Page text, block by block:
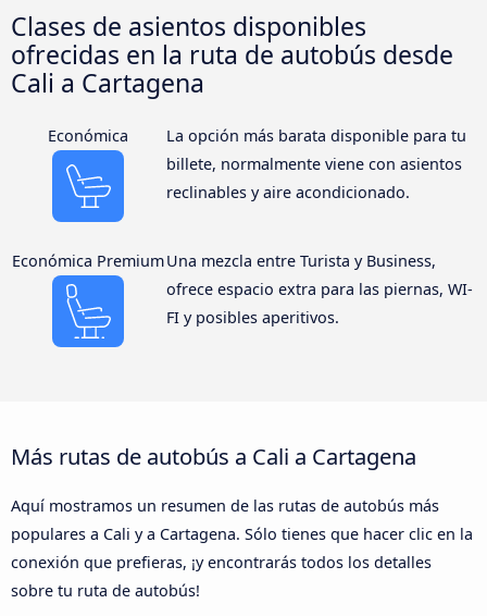
Clases de asientos disponibles
ofrecidas en la ruta de autobús desde
Cali a Cartagena
Económica
La opción más barata disponible para tu
billete, normalmente viene con asientos
reclinables y aire acondicionado.
Económica PremiumUna mezcla entre Turista y Business,
ofrece espacio extra para las piernas, WI-
FI y posibles aperitivos.
Más rutas de autobús a Cali a Cartagena
Aquí mostramos un resumen de las rutas de autobús más
populares a Cali y a Cartagena. Sólo tienes que hacer clic en la
conexión que prefieras, ¡y encontrarás todos los detalles
sobre tu ruta de autobús!